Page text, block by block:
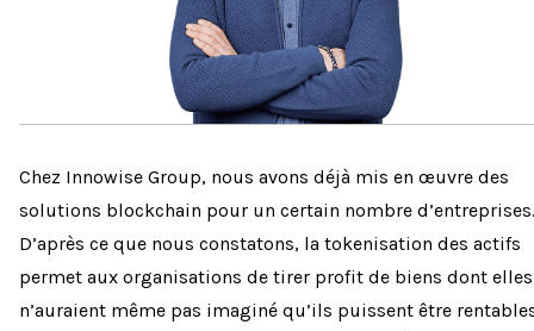
Chez Innowise Group, nous avons déjà mis en œuvre des
solutions blockchain pour un certain nombre d’entreprises.
D’après ce que nous constatons, la tokenisation des actifs
permet aux organisations de tirer profit de biens dont elles
n’auraient même pas imaginé qu’ils puissent être